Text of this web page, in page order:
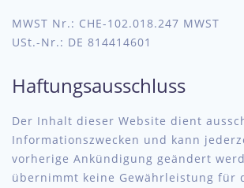
MWST Nr.: CHE-102.018.247 MWST
USt.-Nr.: DE 814414601
Haftungsausschluss
Der Inhalt dieser Website dient
Informationszwecken und kann
vorherige Ankündigung geändert
übernimmt keine Gewährleistung für